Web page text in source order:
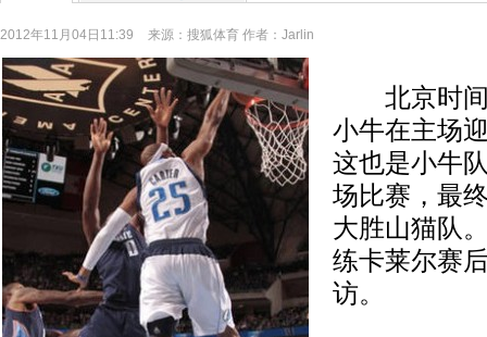
2012年11月04日11:39 来源： 搜狐体育 作者：Jarlin
北京时间
小牛在主场
这也是小牛
场比赛，最
大胜山猫队
练卡莱尔赛
访。